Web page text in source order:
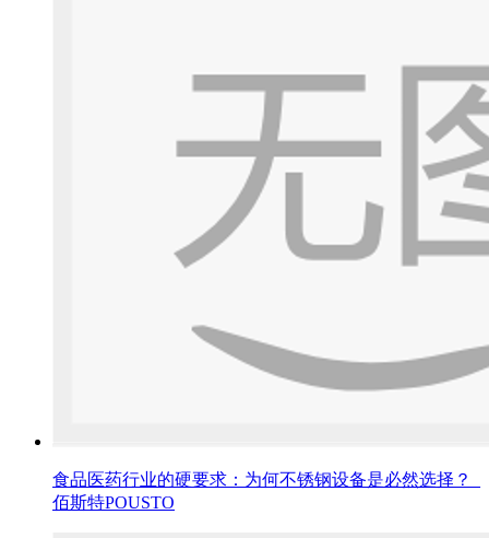
食品医药行业的硬要求：为何不锈钢设备是必然选择？_
佰斯特POUSTO